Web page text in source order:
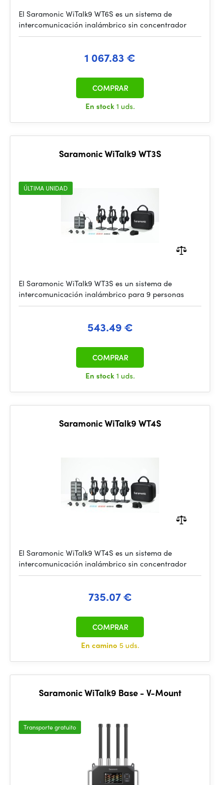
El Saramonic WiTalk9 WT6S es un sistema de
intercomunicación inalámbrico sin concentrador
1 067.83 €
En stock1 uds.
COMPRAR
Saramonic WiTalk9 WT3S
ÚLTIMA UNIDAD
El Saramonic WiTalk9 WT3S es un sistema de
intercomunicación inalámbrico para 9 personas
543.49 €
En stock1 uds.
COMPRAR
Saramonic WiTalk9 WT4S
El Saramonic WiTalk9 WT4S es un sistema de
intercomunicación inalámbrico sin concentrador
735.07 €
En camino 5 uds.
COMPRAR
Saramonic WiTalk9 Base - V-Mount
Transporte gratuito